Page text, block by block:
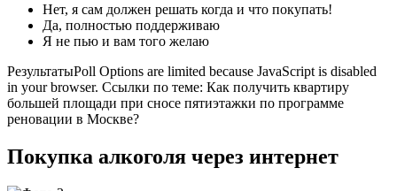
Нет, я сам должен решать когда и что покупать!
Да, полностью поддерживаю
Я не пью и вам того желаю
РезультатыPoll Options are limited because JavaScript is disabled
in your browser. Ссылки по теме: Как получить квартиру
большей площади при сносе пятиэтажки по программе
реновации в Москве?
Покупка алкоголя через интернет